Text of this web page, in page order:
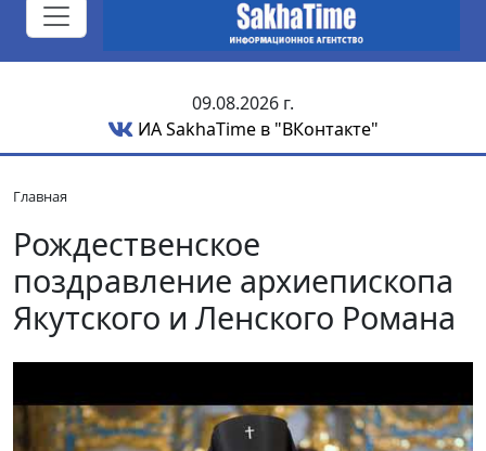
09.08.2026 г.
ИА SakhaTime в "ВКонтакте"
Главная
Рождественское
поздравление архиепископа
Якутского и Ленского Романа